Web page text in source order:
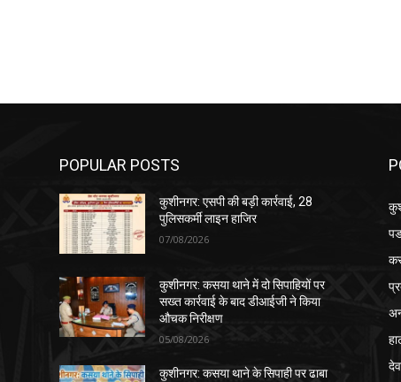
POPULAR POSTS
कुशीनगर: एसपी की बड़ी कार्रवाई, 28
पुलिसकर्मी लाइन हाजिर
07/08/2026
कुशीनगर: कसया थाने में दो सिपाहियों पर
सख्त कार्रवाई के बाद डीआईजी ने किया
औचक निरीक्षण
05/08/2026
कुशीनगर: कसया थाने के सिपाही पर ढाबा